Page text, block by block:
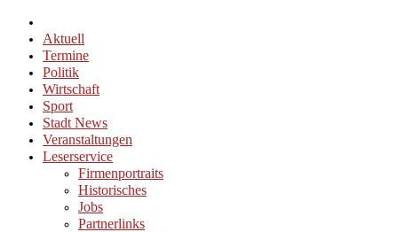
Aktuell
Termine
Politik
Wirtschaft
Sport
Stadt News
Veranstaltungen
Leserservice
Firmenportraits
Historisches
Jobs
Partnerlinks